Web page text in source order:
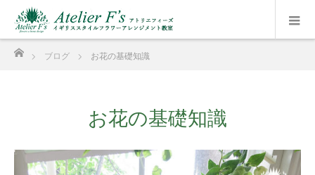
ブログ お花の基礎知識
お花の基礎知識